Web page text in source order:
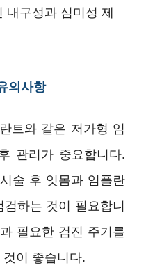
내구성과 심미성 제
의사항
트와 같은 저가형 임
관리가 중요합니다.
술 후 잇몸과 임플란
하는 것이 필요합니
필요한 검진 주기를
이 좋습니다.